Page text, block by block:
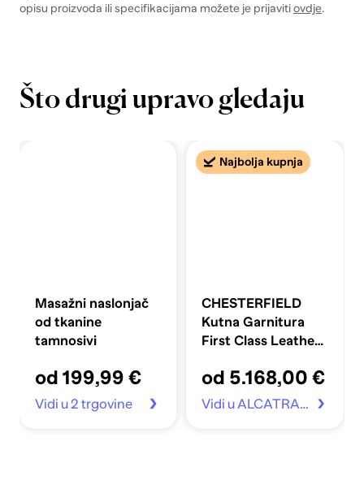
opisu proizvoda ili specifikacijama možete je prijavitiovdje.
Što drugi upravo gledaju
Masažni naslonjač
od tkanine
tamnosivi
od 199,99 €
Vidi u 2 trgovine
Najbolja kupnja
CHESTERFIELD
Kutna Garnitura
First Class Leather,
od 5.168,00 €
Vidi u ALCATRAZ.hr